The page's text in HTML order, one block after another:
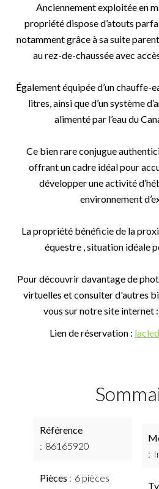
Anciennement exploitée en
propriété dispose d’atouts
notamment grâce à sa suite
au rez-de-chaussée avec
Également équipée d’un chauffe-
litres, ainsi que d’un système
alimenté par l’eau du
Ce bien rare conjugue
offrant un cadre idéal pour
développer une activité
environnement
La propriété bénéficie de la
équestre , situation idéale
Pour découvrir davantage de
virtuelles et consulter d'autres
vous sur notre site internet :
Lien de réservation :
Référence
86165920
Pièces 6 pièces